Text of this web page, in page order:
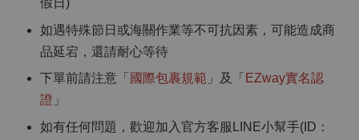
假日)
如遇特殊節日或海關作業等不可抗因素，可能造成商
品延宕，還請耐心等待
下單前請注意「 國際包裹規範 」及「 EZway實名認
證 」
如有任何問題，歡迎加入官方客服LINE小幫手(ID：